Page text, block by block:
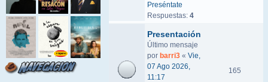
Preséntate
Respuestas: 4
Presentación
Último mensaje
por barri3 « Vie,
07 Ago 2026,
11:17
165